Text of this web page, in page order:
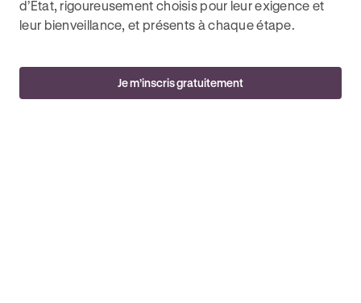
d’État, rigoureusement choisis pour leur exigence et
leur bienveillance, et présents à chaque étape.
Je m’inscris gratuitement